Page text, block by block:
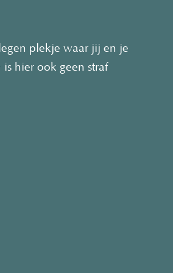
plekje waar jij en je
hier ook geen straf